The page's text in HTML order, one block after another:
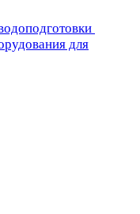
для